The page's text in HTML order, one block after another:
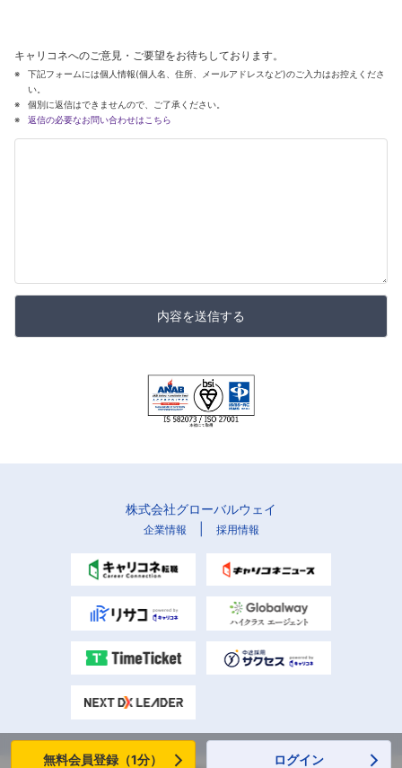
キャリコネへのご意見・ご要望をお待ちしております。
下記フォームには個人情報(個人名、住所、メールアドレスなど)のご入力はお控えくださ
い。
個別に返信はできませんので、ご了承ください。
返信の必要なお問い合わせはこちら
内容を送信する
株式会社グローバルウェイ
企業情報 採用情報
無料会員登録（1分） ログイン